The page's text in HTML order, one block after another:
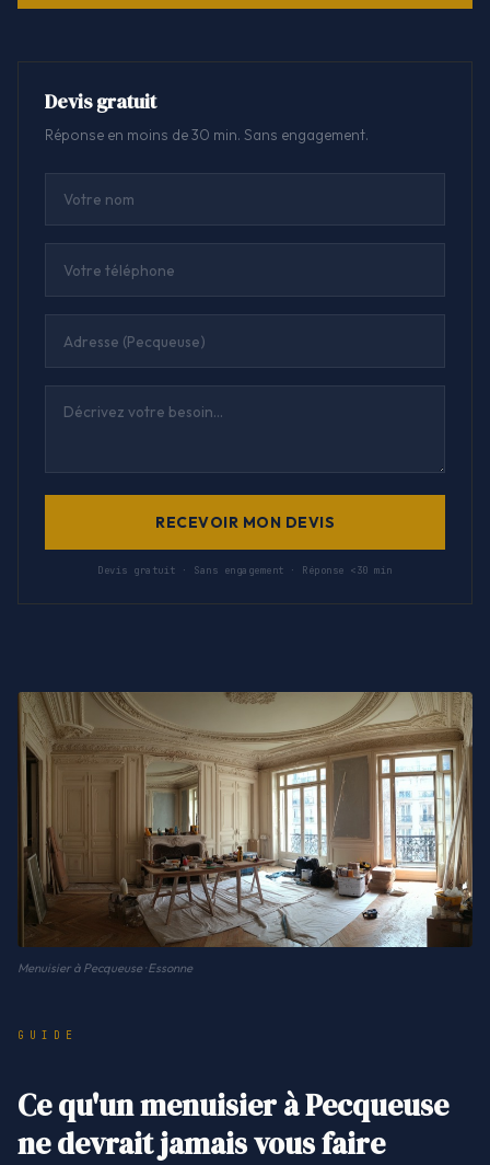
Devis gratuit
Réponse en moins de 30 min. Sans engagement.
RECEVOIR MON DEVIS
Devis gratuit · Sans engagement · Réponse <30 min
Menuisier à Pecqueuse · Essonne
GUIDE
Ce qu'un menuisier à Pecqueuse
ne devrait jamais vous faire